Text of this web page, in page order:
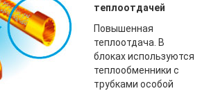
теплоотдачей
Повышенная
теплоотдача. В
блоках используются
теплообменники с
трубками особой